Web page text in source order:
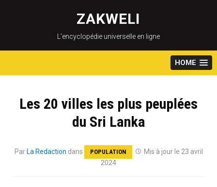
content
ZAKWELI
L’encyclopédie universelle en ligne
HOME
Les 20 villes les plus peuplées
du Sri Lanka
Par La Redaction dans POPULATION
Mis à jour le 23 avril
2024